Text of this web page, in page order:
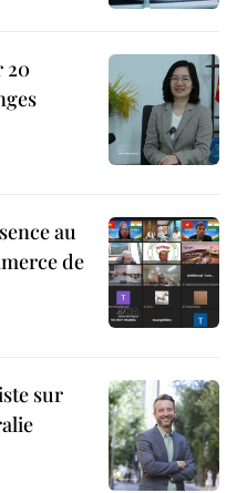
20
au
de
sur